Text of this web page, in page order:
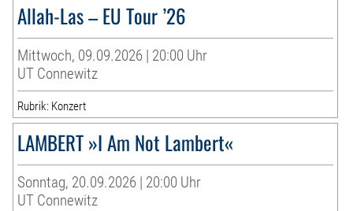
Allah-Las – EU Tour ’26
Mittwoch, 09.09.2026 | 20:00 Uhr
UT Connewitz
Rubrik: Konzert
LAMBERT »I Am Not Lambert«
Sonntag, 20.09.2026 | 20:00 Uhr
UT Connewitz